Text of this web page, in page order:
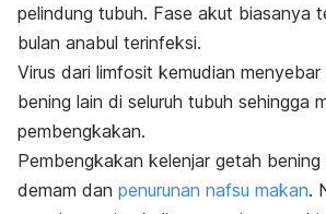
pelindung tubuh. Fase akut biasanya
bulan anabul terinfeksi.
Virus dari limfosit kemudian
bening lain di seluruh tubuh sehingga
pembengkakan.
Pembengkakan kelenjar getah
demam dan penurunan nafsu makan.